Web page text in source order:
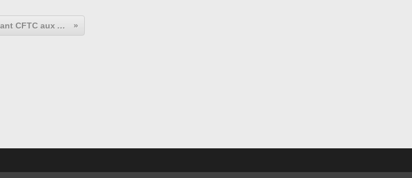
Camille Soutrenon, un militant CFTC aux Aciéries et Forges de Firminy